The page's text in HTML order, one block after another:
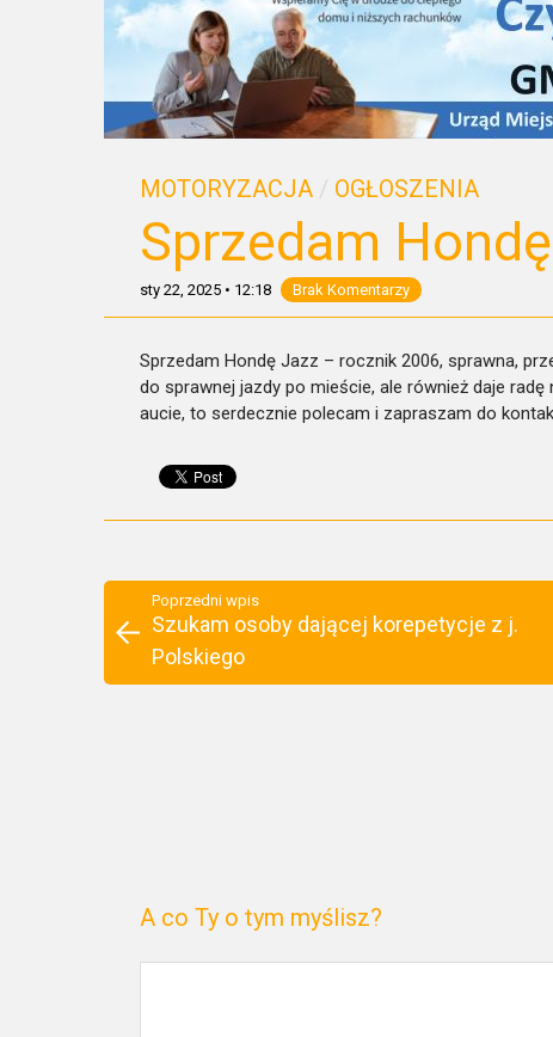
MOTORYZACJA / OGŁOSZENIA
Sprzedam
sty 22, 2025 • 12:18 Brak Komentarzy
Sprzedam Hondę Jazz – rocznik 2006, sprawna,
do sprawnej jazdy po mieście, ale również daje
aucie, to serdecznie polecam i zapraszam do
Poprzedni wpis
Szukam osoby dającej korepetycje z j.
Polskiego
A co Ty o tym myślisz?